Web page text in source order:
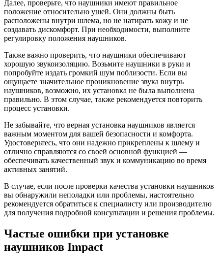
Далее, проверьте, что наушники имеют правильное
положение относительно ушей. Они должны быть
расположены внутри шлема, но не натирать кожу и не
создавать дискомфорт. При необходимости, выполните
регулировку положения наушников.
Также важно проверить, что наушники обеспечивают
хорошую звукоизоляцию. Возьмите наушники в руки и
попробуйте издать громкий шум поблизости. Если вы
ощущаете значительное проникновение звука внутрь
наушников, возможно, их установка не была выполнена
правильно. В этом случае, также рекомендуется повторить
процесс установки.
Не забывайте, что верная установка наушников является
важным моментом для вашей безопасности и комфорта.
Удостоверьтесь, что они надежно прикреплены к шлему и
отлично справляются со своей основной функцией —
обеспечивать качественный звук и коммуникацию во время
активных занятий.
В случае, если после проверки качества установки наушников
вы обнаружили неполадки или проблемы, настоятельно
рекомендуется обратиться к специалисту или производителю
для получения подробной консультации и решения проблемы.
Частые ошибки при установке
наушников Impact